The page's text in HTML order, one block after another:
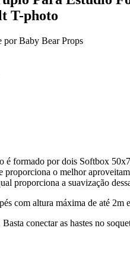
T-photo
por Baby Bear Props
formado por dois Softbox
o melhor
proporciona a suavização
com altura máxima de até 2m
conectar as hastes no